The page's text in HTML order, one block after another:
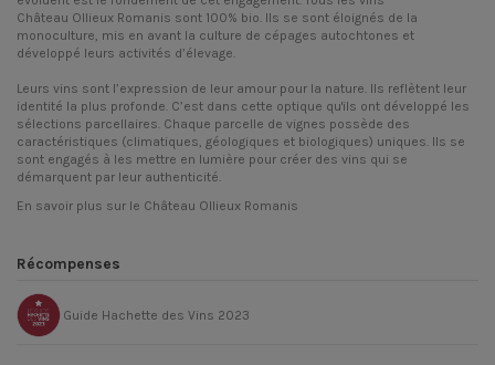
Château Ollieux Romanis sont 100% bio. Ils se sont éloignés de la
monoculture, mis en avant la culture de cépages autochtones et
développé leurs activités d’élevage.
Leurs vins sont l’expression de leur amour pour la nature. Ils reflètent leur
identité la plus profonde. C’est dans cette optique qu'ils ont développé les
sélections parcellaires. Chaque parcelle de vignes possède des
caractéristiques (climatiques, géologiques et biologiques) uniques. Ils se
sont engagés à les mettre en lumière pour créer des vins qui se
démarquent par leur authenticité.
En savoir plus sur le Château Ollieux Romanis
Récompenses
Guide Hachette des Vins 2023